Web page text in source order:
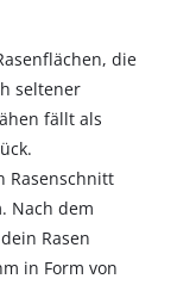
die
seltener
fällt als
Rasenschnitt
Nach dem
Rasen
in Form von